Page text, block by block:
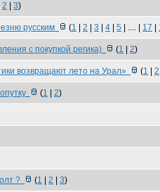
2 3)
русским (1 2 3 4 5 | .... | 17
с покупкой регика) (1 2)
возвращают лето на Урал» (1 2
(1 2)
? (1 2 3)